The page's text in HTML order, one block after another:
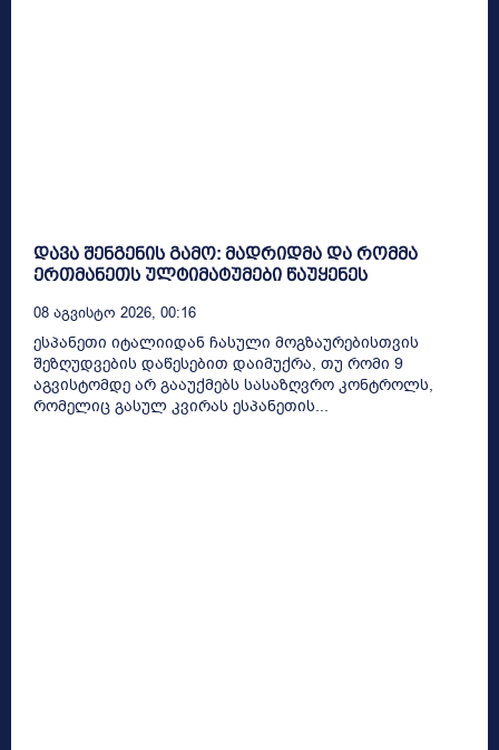
დავა შენგენის გამო: მადრიდმა და რომმა
ერთმანეთს ულტიმატუმები წაუყენეს
08 Აგვისტო 2026, 00:16
ესპანეთი იტალიიდან ჩასული მოგზაურებისთვის
შეზღუდვების დაწესებით დაიმუქრა, თუ რომი 9
აგვისტომდე არ გააუქმებს სასაზღვრო კონტროლს,
რომელიც გასულ კვირას ესპანეთის...